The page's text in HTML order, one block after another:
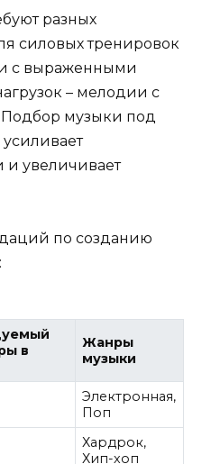
разных
силовых тренировок
с выраженными
– мелодии с
музыки под
увеличивает
по созданию
в
Жанры
музыки
Электронная,
Поп
Хардрок,
Хип-хоп